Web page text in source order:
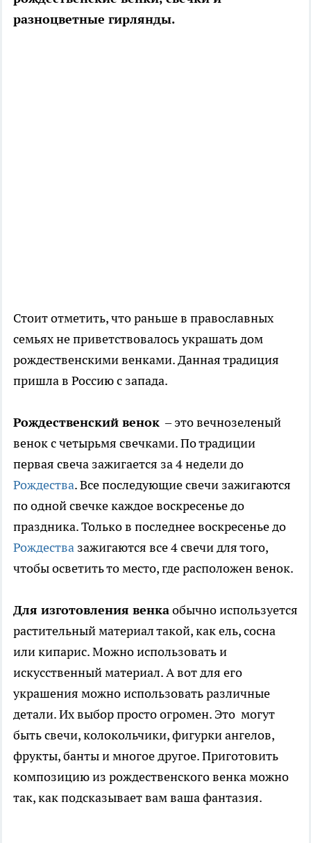
разноцветные гирлянды.
Стоит отметить, что раньше в православных
семьях не приветствовалось украшать дом
рождественскими венками. Данная традиция
пришла в Россию с запада.
Рождественский венок – это вечнозеленый
венок с четырьмя свечками. По традиции
первая свеча зажигается за 4 недели до
Рождества. Все последующие свечи зажигаются
по одной свечке каждое воскресенье до
праздника. Только в последнее воскресенье до
Рождества зажигаются все 4 свечи для того,
чтобы осветить то место, где расположен венок.
Для изготовления венкаобычно используется
растительный материал такой, как ель, сосна
или кипарис. Можно использовать и
искусственный материал. А вот для его
украшения можно использовать различные
детали. Их выбор просто огромен. Это могут
быть свечи, колокольчики, фигурки ангелов,
фрукты, банты и многое другое. Приготовить
композицию из рождественского венка можно
так, как подсказывает вам ваша фантазия.